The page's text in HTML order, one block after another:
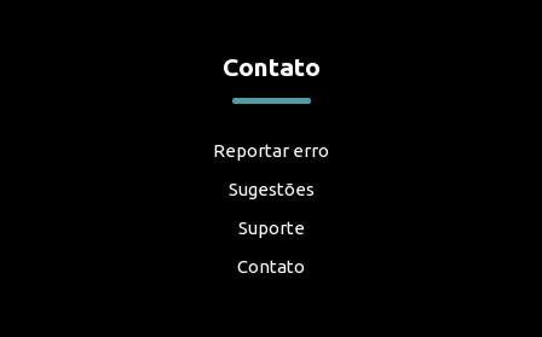
Contato
Reportar erro
Sugestões
Suporte
Contato